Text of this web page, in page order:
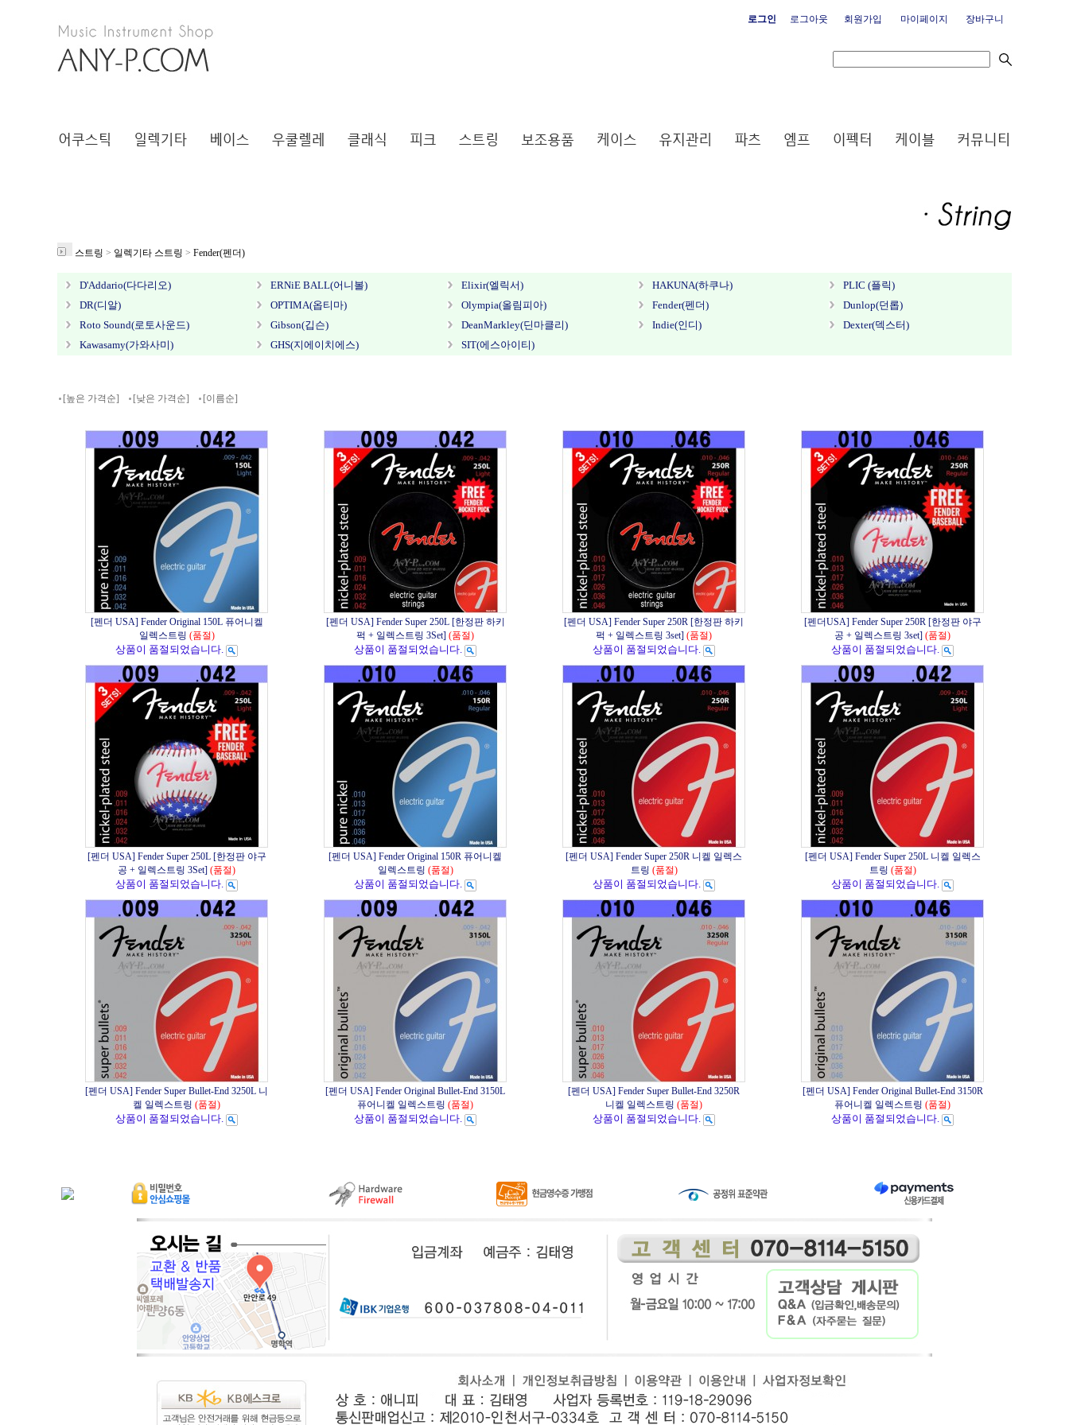
로그인 로그아웃 회원가입 마이페이지 장바구니
스트링 > 일렉기타 스트링 > Fender(펜더)
D'Addario(다다리오) ERNiE BALL(어니볼) Elixir(엘릭서) HAKUNA(하쿠나)
PLIC (플릭)
DR(디알)
OPTIMA(옵티마) Olympia(올림피아) Fender(펜더)
Dunlop(던롭)
Roto Sound(로토사운드)
Gibson(깁슨) DeanMarkley(딘마클리) Indie(인디)
Dexter(덱스터)
Kawasamy(가와사미)
GHS(지에이치에스) SIT(에스아이티)
[높은 가격순] [낮은 가격순] [이름순]
[펜더 USA] Fender Original 150L 퓨어니켈
일렉스트링 (품절)
상품이 품절되었습니다.
[펜더 USA] Fender Super 250L [한정판 하키
퍽 + 일렉스트링 3Set] (품절)
상품이 품절되었습니다.
[펜더 USA] Fender Super 250R [한정판 하키
퍽 + 일렉스트링 3set] (품절)
상품이 품절되었습니다.
[펜더USA] Fender Super 250R [한정판 야구
공 + 일렉스트링 3set] (품절)
상품이 품절되었습니다.
[펜더 USA] Fender Super 250L [한정판 야구
공 + 일렉스트링 3Set] (품절)
상품이 품절되었습니다.
[펜더 USA] Fender Original 150R 퓨어니켈
일렉스트링 (품절)
상품이 품절되었습니다.
[펜더 USA] Fender Super 250R 니켈 일렉스
트링 (품절)
상품이 품절되었습니다.
[펜더 USA] Fender Super 250L 니켈 일렉스
트링 (품절)
상품이 품절되었습니다.
[펜더 USA] Fender Super Bullet-End 3250L 니
켈 일렉스트링 (품절)
상품이 품절되었습니다.
[펜더 USA] Fender Original Bullet-End 3150L
퓨어니켈 일렉스트링 (품절)
상품이 품절되었습니다.
[펜더 USA] Fender Super Bullet-End 3250R
니켈 일렉스트링 (품절)
상품이 품절되었습니다.
[펜더 USA] Fender Original Bullet-End 3150R
퓨어니켈 일렉스트링 (품절)
상품이 품절되었습니다.